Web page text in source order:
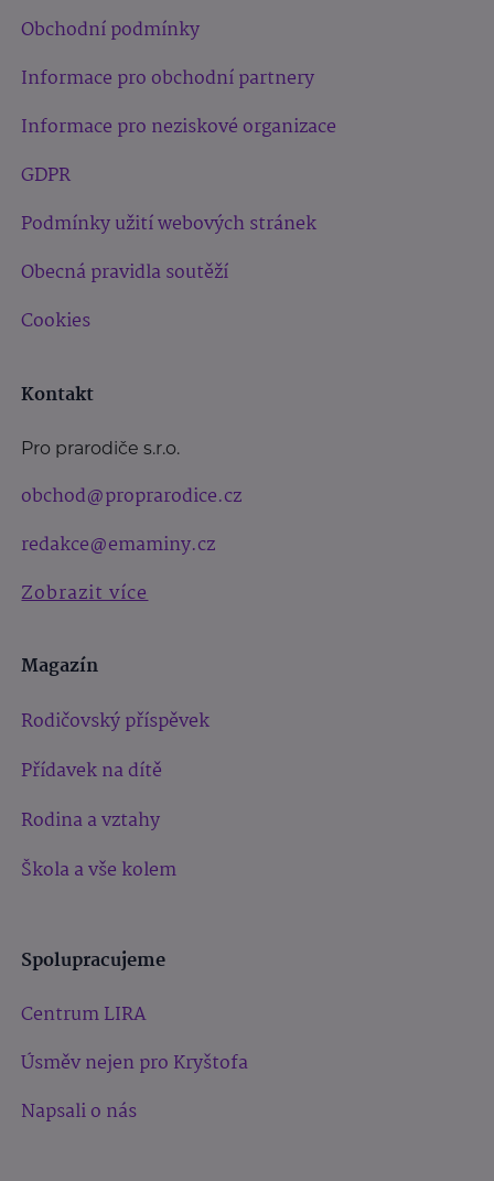
Obchodní podmínky
Informace pro obchodní partnery
Informace pro neziskové organizace
GDPR
Podmínky užití webových stránek
Obecná pravidla soutěží
Cookies
Kontakt
Pro prarodiče s.r.o.
obchod@proprarodice.cz
redakce@emaminy.cz
Zobrazit více
Magazín
Rodičovský příspěvek
Přídavek na dítě
Rodina a vztahy
Škola a vše kolem
Spolupracujeme
Centrum LIRA
Úsměv nejen pro Kryštofa
Napsali o nás